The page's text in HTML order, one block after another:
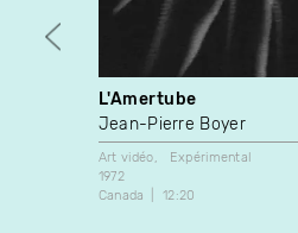
L'Amertube
Jean-Pierre Boyer
Art vidéo
Expérimental
1972
Canada
12:20